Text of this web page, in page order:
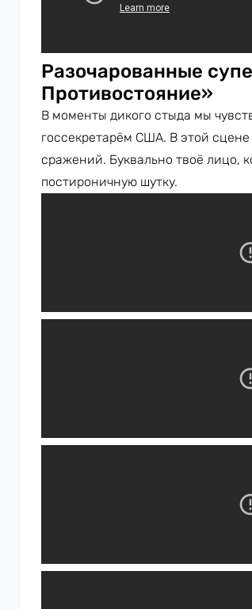
Разочарованные
Противостояние»
В моменты дикого стыда мы
госсекретарём США. В этой
сражений. Буквально твоё лицо,
постироничную шутку.